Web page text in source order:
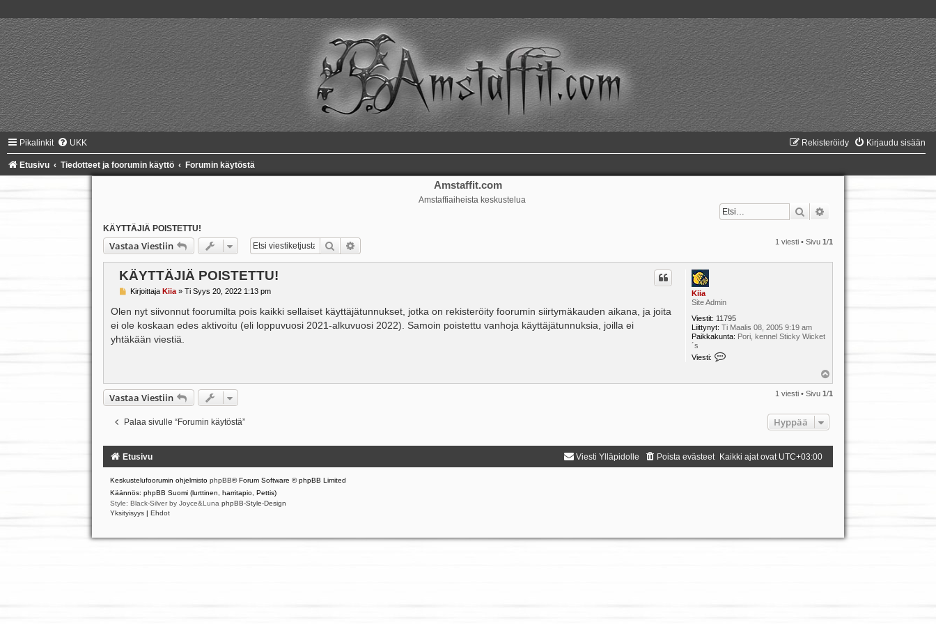
Pikalinkit UKK Kirjaudu sisään
Rekisteröidy
Etusivu Tiedotteet ja foorumin käyttö Forumin käytöstä
Amstaffit.com
Amstaffiaiheista keskustelua
Etsi
KÄYTTÄJIÄ POISTETTU!
Vastaa Viestiin Etsi 1 viesti • Sivu1/1
Kiia
Site Admin
Viestit: 11795
Liittynyt: Ti Maalis 08, 2005 9:19 am
Paikkakunta: Pori, kennel Sticky Wicket
´s
Viesti:
KÄYTTÄJIÄ POISTETTU!
V
e
t
i
Kirjoittaja Kiia» Ti Syys 20, 2022 1:13 pm
Olen nyt siivonnut foorumilta pois kaikki sellaiset käyttäjätunnukset, jotka on rekisteröity foorumin siirtymäkauden aikana, ja joita
ei ole koskaan edes aktivoitu (eli loppuvuosi 2021-alkuvuosi 2022). Samoin poistettu vanhoja käyttäjätunnuksia, joilla ei
yhtäkään viestiä.
l
Vastaa Viestiin 1 viesti • Sivu1/1
Palaa sivulle “Forumin käytöstä” Hyppää
Etusivu Kaikki ajat ovat UTC+03:00
Poista evästeet
Viesti Ylläpidolle
Keskustelufoorumin ohjelmisto phpBB® Forum Software © phpBB Limited
Käännös: phpBB Suomi (lurttinen, harritapio, Pettis)
Style: Black-Silver by Joyce&Luna phpBB-Style-Design
Yksityisyys | Ehdot